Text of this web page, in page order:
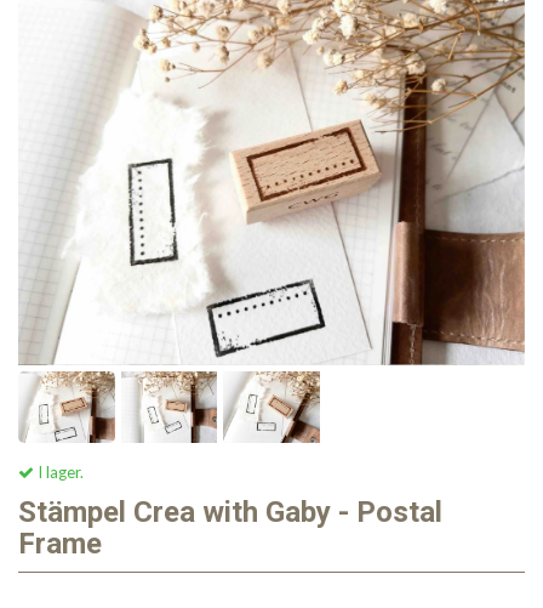
I lager.
Stämpel Crea with Gaby - Postal
Frame